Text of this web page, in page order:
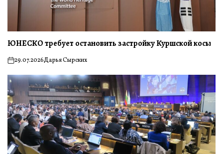
ЮНЕСКО требует остановить застройку Куршской косы
on29.07.2026Дарья Сырских